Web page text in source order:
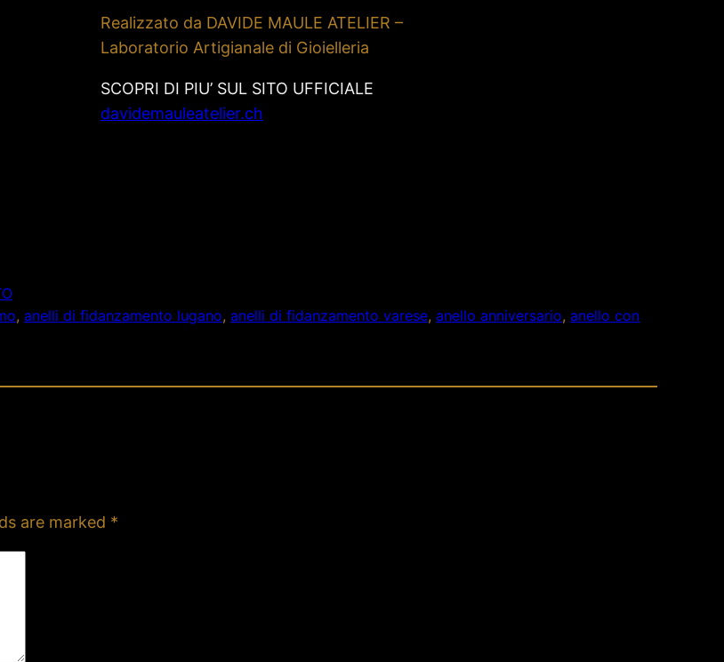
Realizzato da DAVIDE MAULE ATELIER –
Laboratorio Artigianale di Gioielleria
SCOPRI DI PIU’ SUL SITO UFFICIALE
davidemauleatelier.ch
, anelli di fidanzamento lugano, anelli di fidanzamento varese, anello anniversario, anello con
are marked *